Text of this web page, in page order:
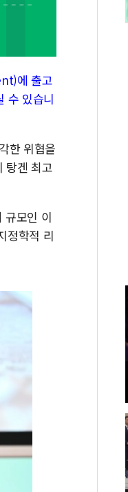
에 출고
수 있습니
한 위협을
탕겐 최고
규모인 이
정학적 리